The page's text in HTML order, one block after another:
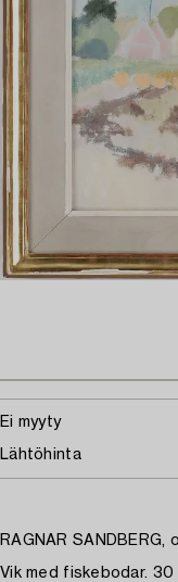
Ei myyty
Lähtöhinta
RAGNAR SANDBERG,
Vik med fiskebodar. 30